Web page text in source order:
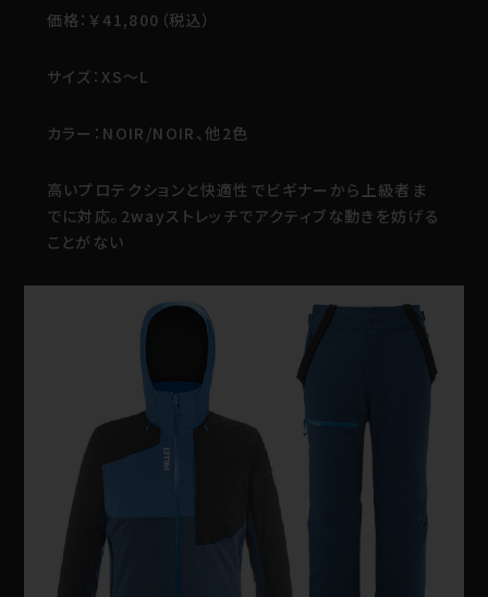
価格：￥41,800（税込）
サイズ：XS～L
カラー：NOIR/NOIR、他2色
高いプロテクションと快適性でビギナーから上級者ま
でに対応。2wayストレッチでアクティブな動きを妨げる
ことがない